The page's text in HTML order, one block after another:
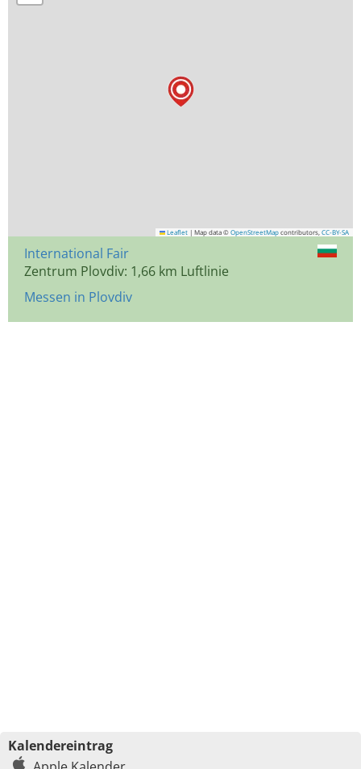
Leaflet | Map data © OpenStreetMap contributors, CC-BY-SA
International Fair
Zentrum Plovdiv: 1,66 km Luftlinie
Messen in Plovdiv
Kalendereintrag